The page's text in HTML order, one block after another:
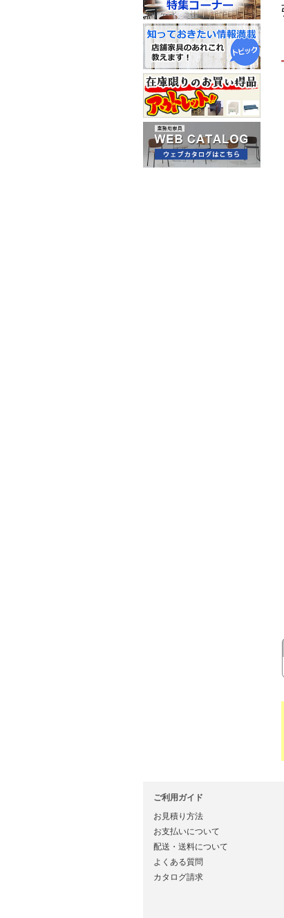
ご利用ガイド
お見積り方法
お支払いについて
配送・送料について
よくある質問
カタログ請求